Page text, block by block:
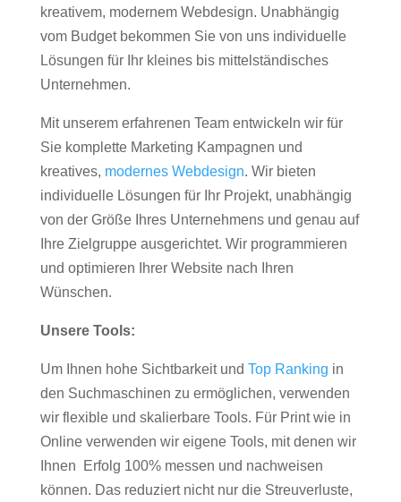
kreativem, modernem Webdesign. Unabhängig
vom Budget bekommen Sie von uns individuelle
Lösungen für Ihr kleines bis mittelständisches
Unternehmen.
Mit unserem erfahrenen Team entwickeln wir für
Sie komplette Marketing Kampagnen und
kreatives, modernes Webdesign. Wir bieten
individuelle Lösungen für Ihr Projekt, unabhängig
von der Größe Ihres Unternehmens und genau auf
Ihre Zielgruppe ausgerichtet. Wir programmieren
und optimieren Ihrer Website nach Ihren
Wünschen.
Unsere Tools:
Um Ihnen hohe Sichtbarkeit und Top Ranking in
den Suchmaschinen zu ermöglichen, verwenden
wir flexible und skalierbare Tools. Für Print wie in
Online verwenden wir eigene Tools, mit denen wir
Ihnen Erfolg 100% messen und nachweisen
können. Das reduziert nicht nur die Streuverluste,